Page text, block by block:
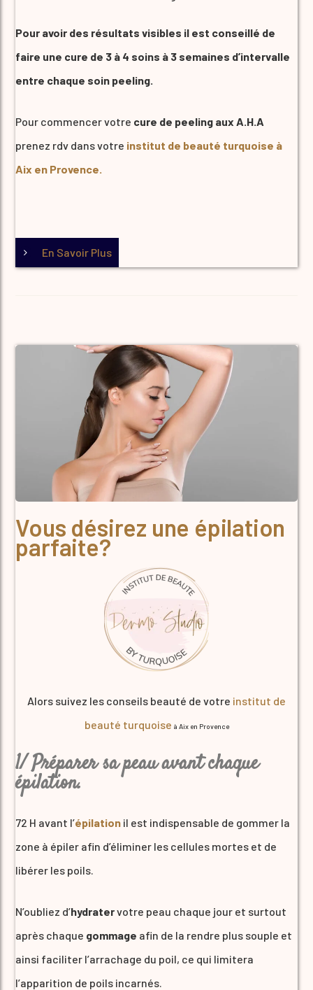
Pour avoir des résultats visibles il est conseillé de
faire une cure de 3 à 4 soins à 3 semaines d’intervalle
entre chaque soin peeling.
Pour commencer votre cure de peeling aux A.H.A
prenez rdv dans votre institut de beauté turquoise à
Aix en Provence.
En Savoir Plus
Vous désirez une épilation
parfaite?
Alors suivez les conseils beauté de votre institut de
beauté turquoise à Aix en Provence
1/ Préparer sa peau avant chaque
épilation.
72 H avant l’épilation il est indispensable de gommer la
zone à épiler afin d’éliminer les cellules mortes et de
libérer les poils.
N’oubliez d’hydratervotre peau chaque jour et surtout
après chaque gommage afin de la rendre plus souple et
ainsi faciliter l’arrachage du poil, ce qui limitera
l’apparition de poils incarnés.